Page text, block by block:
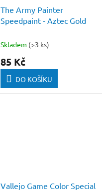
The Army Painter
Speedpaint - Aztec Gold
Skladem (>3 ks)
85 Kč
DO KOŠÍKU
Vallejo Game Color Special